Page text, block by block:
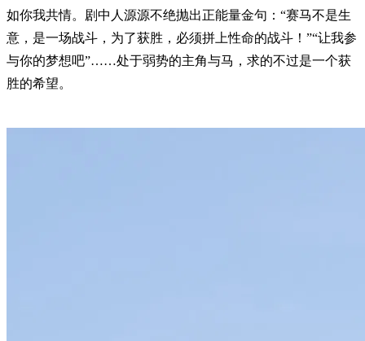
如你我共情。剧中人源源不绝抛出正能量金句：“赛马不是生
意，是一场战斗，为了获胜，必须拼上性命的战斗！”“让我参
与你的梦想吧”……处于弱势的主角与马，求的不过是一个获
胜的希望。